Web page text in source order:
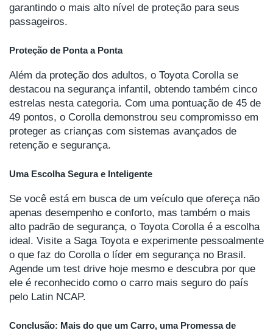
garantindo o mais alto nível de proteção para seus
passageiros.
Proteção de Ponta a Ponta
Além da proteção dos adultos, o Toyota Corolla se
destacou na segurança infantil, obtendo também cinco
estrelas nesta categoria. Com uma pontuação de 45 de
49 pontos, o Corolla demonstrou seu compromisso em
proteger as crianças com sistemas avançados de
retenção e segurança.
Uma Escolha Segura e Inteligente
Se você está em busca de um veículo que ofereça não
apenas desempenho e conforto, mas também o mais
alto padrão de segurança, o Toyota Corolla é a escolha
ideal. Visite a Saga Toyota e experimente pessoalmente
o que faz do Corolla o líder em segurança no Brasil.
Agende um test drive hoje mesmo e descubra por que
ele é reconhecido como o carro mais seguro do país
pelo Latin NCAP.
Conclusão: Mais do que um Carro, uma Promessa de